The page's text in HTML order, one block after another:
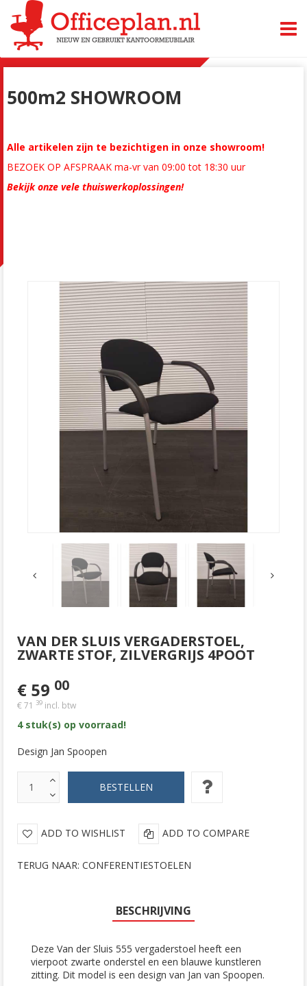
500m2 SHOWROOM
Alle artikelen zijn te bezichtigen in onze showroom!
BEZOEK OP AFSPRAAK ma-vr van 09:00 tot 18:30 uur
Bekijk onze vele thuiswerkoplossingen!
VAN DER SLUIS VERGADERSTOEL,
ZWARTE STOF, ZILVERGRIJS 4POOT
€ 59 00
€ 71 39incl. btw
4 stuk(s) op voorraad!
Design Jan Spoopen
ADD TO WISHLIST ADD TO COMPARE
TERUG NAAR: CONFERENTIESTOELEN
BESCHRIJVING
Deze Van der Sluis 555 vergaderstoel heeft een
vierpoot zwarte onderstel en een blauwe kunstleren
zitting. Dit model is een design van Jan van Spoopen.